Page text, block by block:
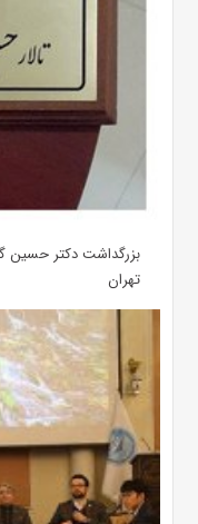
بزرگداشت دکتر حسین
تهران